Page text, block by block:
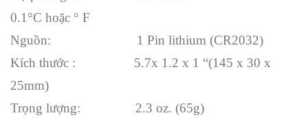
0.1°C hoặc ° F
Nguồn: 1 Pin lithium (CR2032)
Kích thước : 5.7x 1.2 x 1 “(145 x 30 x
25mm)
Trọng lượng: 2.3 oz. (65g)